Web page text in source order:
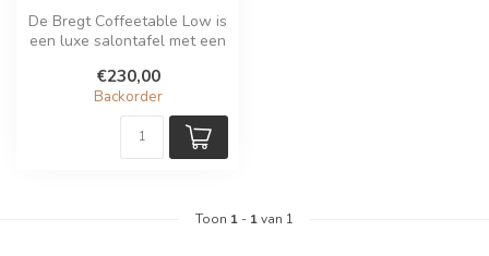
De Bregt Coffeetable Low is
een luxe salontafel met een
€230,00
Backorder
Toon 1 - 1van 1